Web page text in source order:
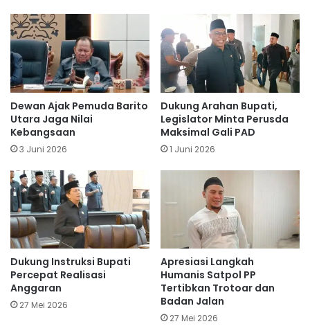
Dewan Ajak Pemuda Barito
Utara Jaga Nilai
Kebangsaan
3 Juni 2026
Dukung Arahan Bupati,
Legislator Minta Perusda
Maksimal Gali PAD
1 Juni 2026
Dukung Instruksi Bupati
Percepat Realisasi
Anggaran
27 Mei 2026
Apresiasi Langkah
Humanis Satpol PP
Tertibkan Trotoar dan
Badan Jalan
27 Mei 2026